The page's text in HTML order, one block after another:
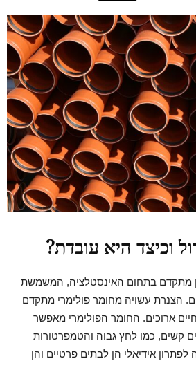
וכיצד היא עובדת?
מתקדם בתחום האינסטלציה, המשמשת
הצנרת עשויה מחומר פולימרי מתקדם
ארוכים. החומר הפולימרי מאפשר
קשים, כמו לחץ גבוה והטמפרטורות
אידיאלי הן לבתים פרטיים והן